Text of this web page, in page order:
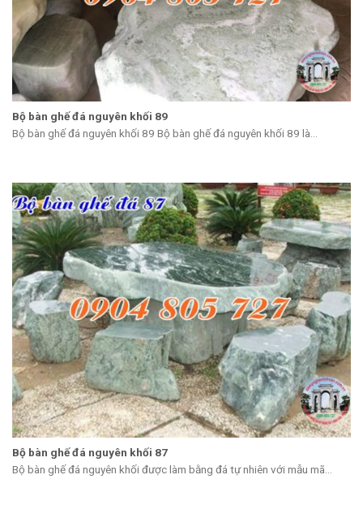
Bộ bàn ghế đá nguyên khối 89
Bộ bàn ghế đá nguyên khối 89 Bộ bàn ghế đá nguyên khối 89 là...
Bộ bàn ghế đá nguyên khối 87
Bộ bàn ghế đá nguyên khối được làm bằng đá tự nhiên với mẫu mã...